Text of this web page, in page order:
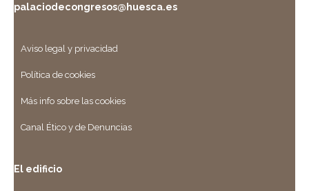
palaciodecongresos@huesca.es
Aviso legal y privacidad
Política de cookies
Más info sobre las cookies
Canal Ético y de Denuncias
El edificio